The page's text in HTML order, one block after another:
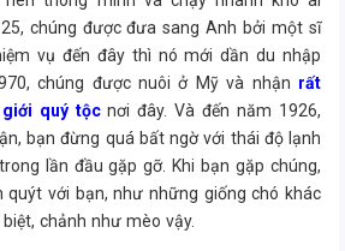
chúng được đưa sang Anh bởi một sĩ
vụ đến đây thì nó mới dần du nhập
chúng được nuôi ở Mỹ và nhận rất
quý tộcnơi đây. Và đến năm 1926,
bạn đừng quá bất ngờ với thái độ lạnh
lần đầu gặp gỡ. Khi bạn gặp chúng,
quýt với bạn, như những giống chó khác
chảnh như mèo vậy.